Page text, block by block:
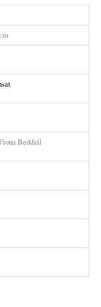
Beddall